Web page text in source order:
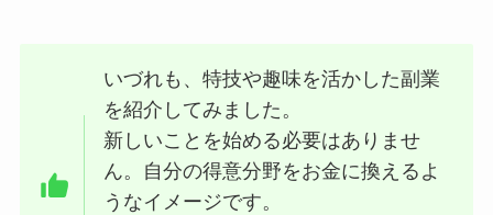
いづれも、特技や趣味を活かした副業
を紹介してみました。
新しいことを始める必要はありませ
ん。自分の得意分野をお金に換えるよ
うなイメージです。